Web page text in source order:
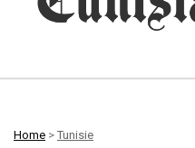
Home > Tunisie